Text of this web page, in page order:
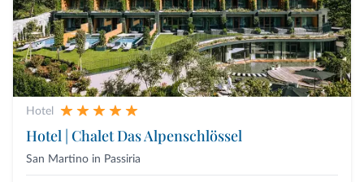
Hotel
Hotel | Chalet Das Alpenschlössel
San Martino in Passiria